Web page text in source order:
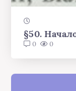
§50.
0 0